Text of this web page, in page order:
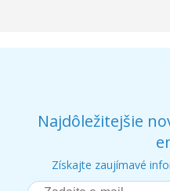
Najdôležitejšie
Získajte zaujímavé